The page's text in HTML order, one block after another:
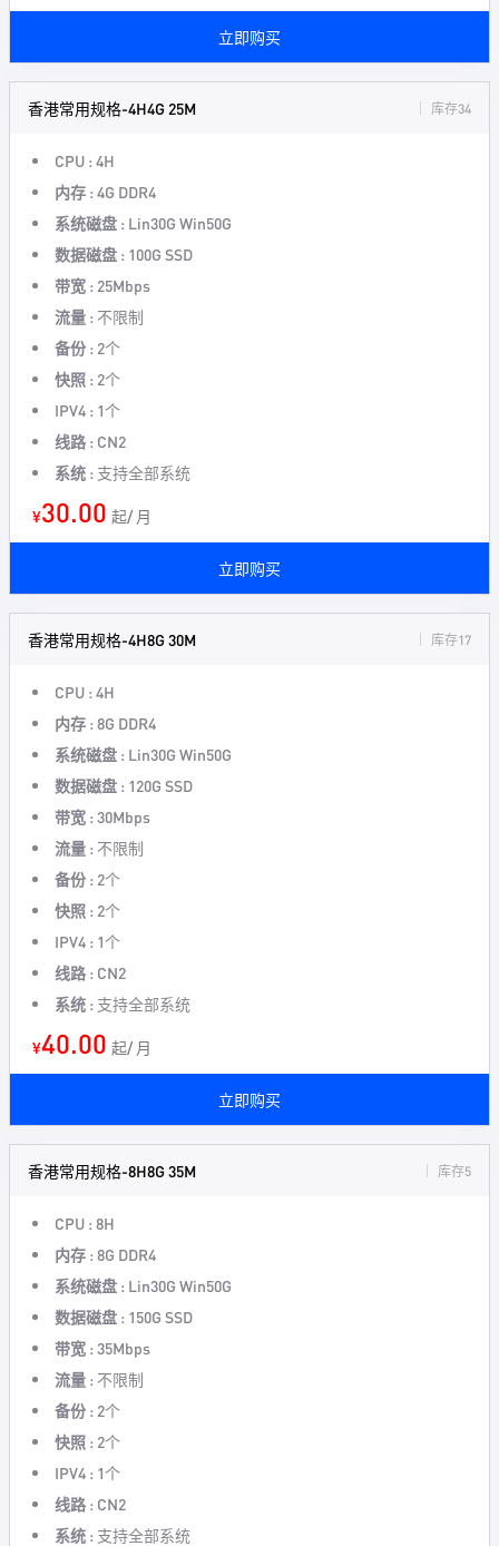
立即购买
香港常用规格-4H4G 25M 库存34
CPU : 4H
内存 : 4G DDR4
系统磁盘 : Lin30G Win50G
数据磁盘 : 100G SSD
带宽 : 25Mbps
流量 : 不限制
备份 : 2个
快照 : 2个
IPV4 : 1个
线路 : CN2
系统 : 支持全部系统
¥30.00 起/ 月
立即购买
香港常用规格-4H8G 30M 库存17
CPU : 4H
内存 : 8G DDR4
系统磁盘 : Lin30G Win50G
数据磁盘 : 120G SSD
带宽 : 30Mbps
流量 : 不限制
备份 : 2个
快照 : 2个
IPV4 : 1个
线路 : CN2
系统 : 支持全部系统
¥40.00 起/ 月
立即购买
香港常用规格-8H8G 35M 库存5
CPU : 8H
内存 : 8G DDR4
系统磁盘 : Lin30G Win50G
数据磁盘 : 150G SSD
带宽 : 35Mbps
流量 : 不限制
备份 : 2个
快照 : 2个
IPV4 : 1个
线路 : CN2
系统 : 支持全部系统